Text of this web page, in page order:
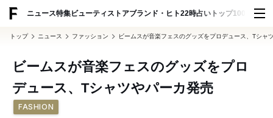
ニュース特集ビューティ ストアブランド・ヒト22時占い トップ100 スナッ
トップ ニュース ファッション ビームスが音楽フェスのグッズをプロデュース、Tシャ
ビームスが音楽フェスのグッズをプロ
デュース、Tシャツやパーカ発売
FASHION